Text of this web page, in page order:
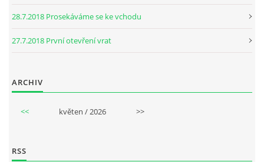
28.7.2018 Prosekáváme se ke vchodu
27.7.2018 První otevření vrat
ARCHIV
<< květen / 2026 >>
RSS